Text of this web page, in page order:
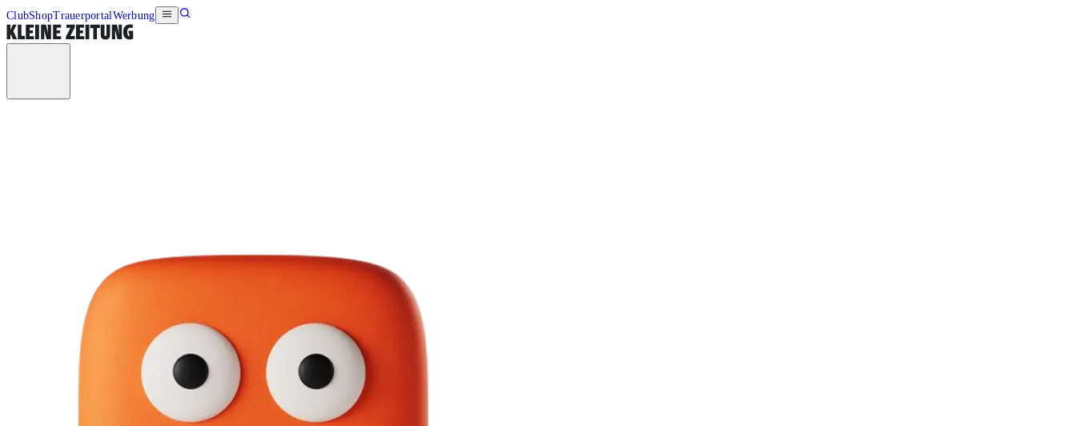
ClubShopTrauerportalWerbung